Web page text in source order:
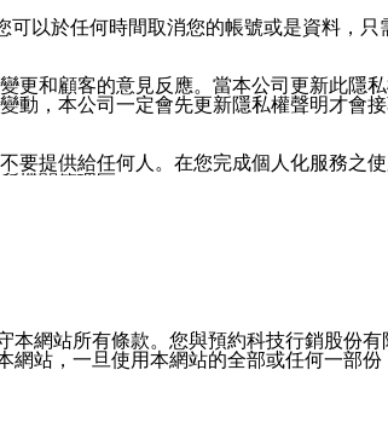
以於任何時間取消您的帳號或是資料，只
更和顧客的意見反應。當本公司更新此
動，本公司一定會先更新隱私權聲明才
要提供給任何人。在您完成個人化服務
機關管理區。
即使未加入本公司/本服務好友，您仍可接
的訊息為限，以廣告或其他目的的訊息皆
通知型訊息。
網站所有條款。您與預約科技行銷股份
站，一旦使用本網站的全部或任何一部